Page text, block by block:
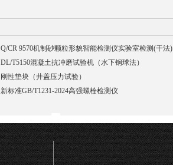
Q/CR 9570机制砂颗粒形貌智能检测仪实验室检测(干法)
DL/T5150混凝土抗冲磨试验机（水下钢球法）
刚性垫块（井盖压力试验）
新标准GB/T1231-2024高强螺栓检测仪